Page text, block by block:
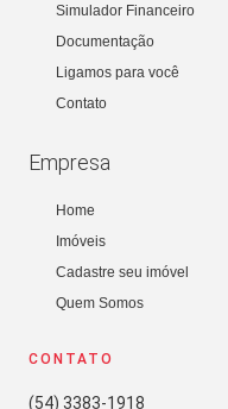
Simulador Financeiro
Documentação
Ligamos para você
Contato
Empresa
Home
Imóveis
Cadastre seu imóvel
Quem Somos
CONTATO
(54) 3383-1918